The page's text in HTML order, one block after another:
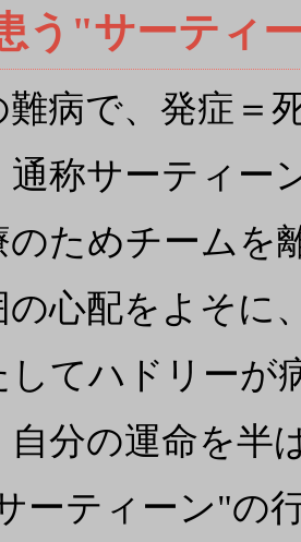
う"サーテ
難病で、発症＝
通称サーティー
のためチームを
の心配をよそに
してハドリーが
分の運命を半
ーティーン"の